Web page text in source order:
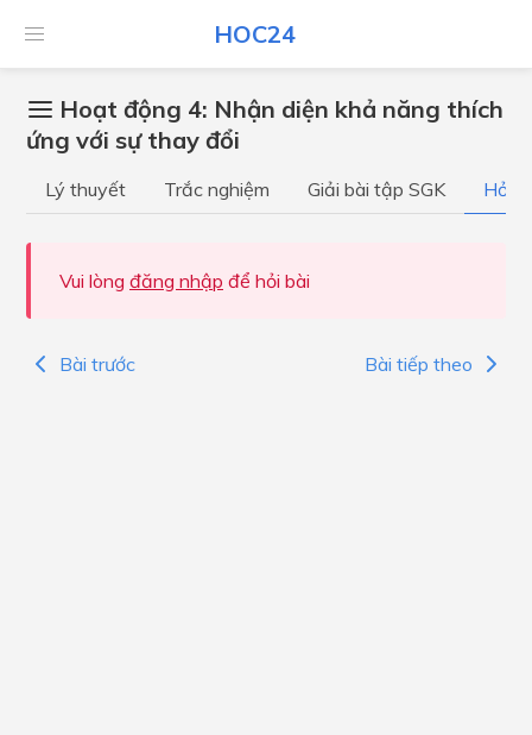
HOC24
Hoạt động 4: Nhận diện khả năng thích
ứng với sự thay đổi
Lý thuyết Trắc nghiệm Giải bài tập SGK Hỏi
Vui lòng đăng nhập để hỏi bài
Bài trước Bài tiếp theo